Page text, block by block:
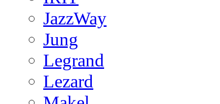
JazzWay
Jung
Legrand
Lezard